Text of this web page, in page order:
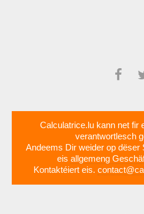
Calculatrice.lu kann net fir
verantwortlesch
Andeems Dir weider op dëser
eis allgemeng
Kontaktéiert eis.